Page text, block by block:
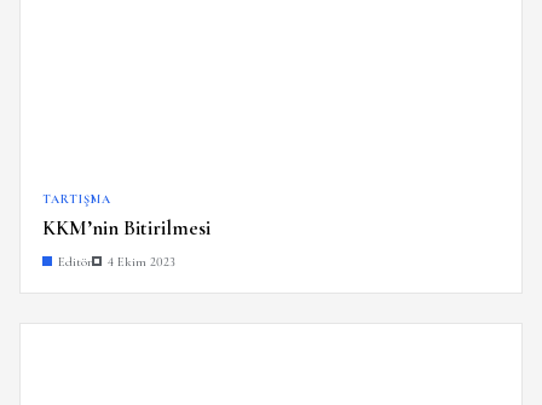
TARTIŞMA
KKM’nin Bitirilmesi
Editör 4 Ekim 2023